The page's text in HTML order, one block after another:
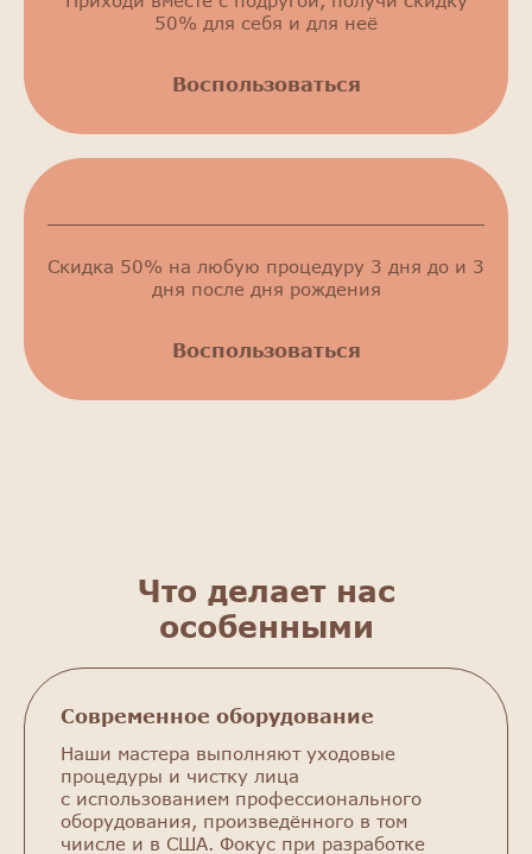
50% для себя и для неё
Воспользоваться
Скидка 50% на любую процедуру 3 дня до и 3
дня после дня рождения
Воспользоваться
Что делает нас
особенными
Современное оборудование
Наши мастера выполняют уходовые
процедуры и чистку лица
с использованием профессионального
оборудования, произведённого в том
чиисле и в США. Фокус при разработке